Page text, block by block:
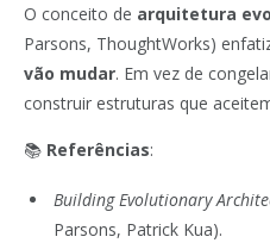
O conceito de arquitetura
Parsons, ThoughtWorks)
vão mudar. Em vez de
construir estruturas que
📚 Referências:
Building Evolutionary
Parsons, Patrick Kua).